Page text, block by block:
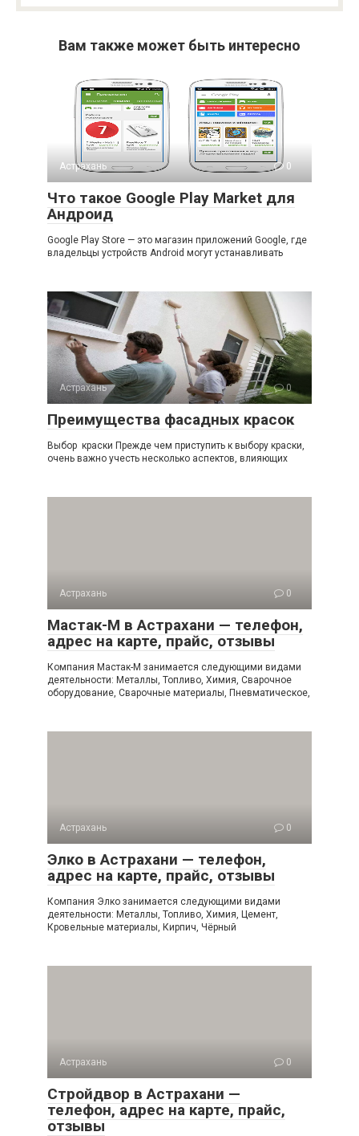
Вам также может быть интересно
Астрахань 0
Что такое Google Play Market для
Андроид
Google Play Store — это магазин приложений Google, где
владельцы устройств Android могут устанавливать
Астрахань 0
Преимущества фасадных красок
Выбор краски Прежде чем приступить к выбору краски,
очень важно учесть несколько аспектов, влияющих
Астрахань 0
Мастак-М в Астрахани — телефон,
адрес на карте, прайс, отзывы
Компания Мастак-М занимается следующими видами
деятельности: Металлы, Топливо, Химия, Сварочное
оборудование, Сварочные материалы, Пневматическое,
Астрахань 0
Элко в Астрахани — телефон,
адрес на карте, прайс, отзывы
Компания Элко занимается следующими видами
деятельности: Металлы, Топливо, Химия, Цемент,
Кровельные материалы, Кирпич, Чёрный
Астрахань 0
Стройдвор в Астрахани —
телефон, адрес на карте, прайс,
отзывы